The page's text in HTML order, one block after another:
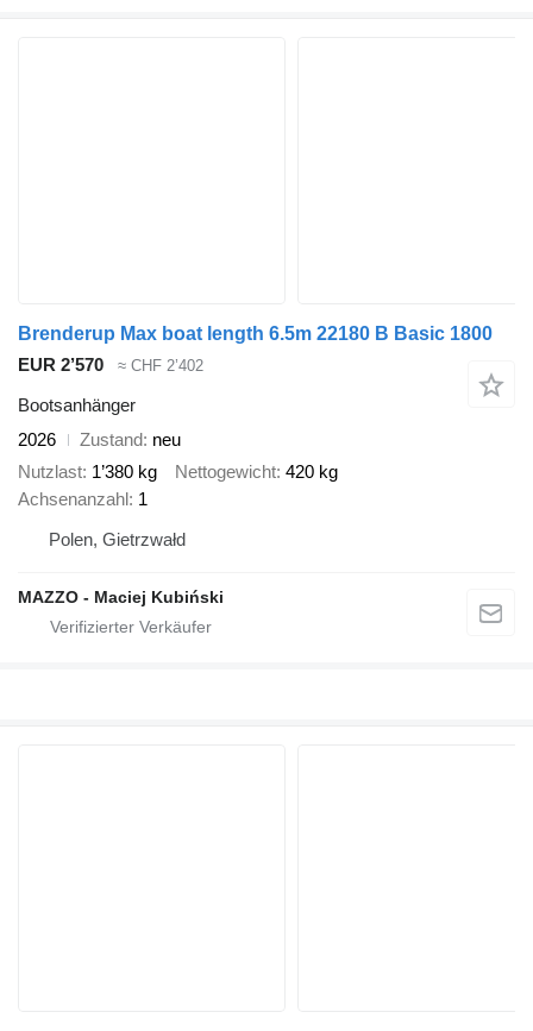
Brenderup Max boat length 6.5m 22180 B Basic 1800
EUR 2’570
≈ CHF 2’402
Bootsanhänger
2026
Zustand neu
Nutzlast 1’380 kg Nettogewicht 420 kg
Achsenanzahl 1
Polen, Gietrzwałd
MAZZO - Maciej Kubiński